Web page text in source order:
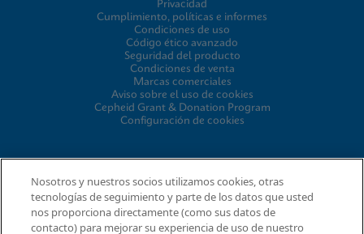
Privacidad
Cumplimiento, políticas e informes
Condiciones de uso
Código ético avanzado
Seguridad del producto
Condiciones de venta
Marcas comerciales
Aviso sobre el uso de cookies
Cepheid Grant & Donation Program
Configuración de cookies
Acuerdo para el procesamiento de datos
Comunidad de socios
Nosotros y nuestros socios utilizamos cookies, otras
tecnologías de seguimiento y parte de los datos que usted
nos proporciona directamente (como sus datos de
contacto) para mejorar su experiencia de uso de nuestro